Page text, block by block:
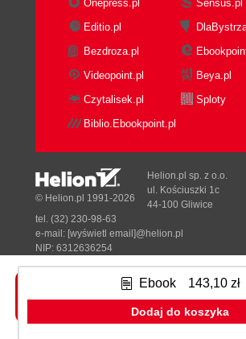
Ebook 143,10 zł
Dodaj do koszyka
Onepress.pl
Sensus.pl
Editio.pl
Bezdroza.pl
Videopoint.pl
Beya.pl
Czytalisek.pl
Sploty
Biblio.Ebookpoint.pl
Tonik.pl
© Helion.pl 1991-2026
Helion.pl sp. z o.o.
ul. Kościuszki 1c
44-100 Gliwice
tel. (32) 230-98-63
e-mail: [wyświetl email]@helion.pl
NIP: 6312636254